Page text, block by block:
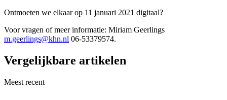
Ontmoeten we elkaar op 11 januari 2021 digitaal?
Voor vragen of meer informatie: Miriam Geerlings
m.geerlings@khn.nl 06-53379574.
Vergelijkbare artikelen
Meest recent